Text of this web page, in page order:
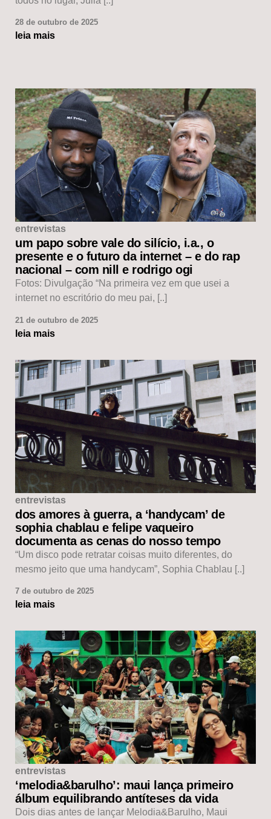
28 de outubro de 2025
leia mais
entrevistas
um papo sobre vale do silício, i.a., o
presente e o futuro da internet – e do rap
nacional – com nill e rodrigo ogi
Fotos: Divulgação “Na primeira vez em que usei a
internet no escritório do meu pai, [..]
21 de outubro de 2025
leia mais
entrevistas
dos amores à guerra, a ‘handycam’ de
sophia chablau e felipe vaqueiro
documenta as cenas do nosso tempo
“Um disco pode retratar coisas muito diferentes, do
mesmo jeito que uma handycam”, Sophia Chablau [..]
7 de outubro de 2025
leia mais
entrevistas
‘melodia&barulho’: maui lança primeiro
álbum equilibrando antíteses da vida
Dois dias antes de lançar Melodia&Barulho, Maui